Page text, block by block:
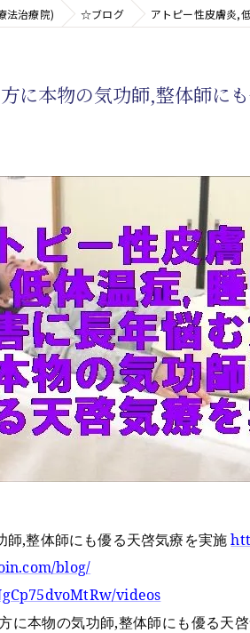
法治療院) ☆ブログ アトピー性皮膚炎,
に本物の気功師,整体師に
師,整体師にも優る天啓気療を実施
blog/
videos
に本物の気功師,整体師にも優る天